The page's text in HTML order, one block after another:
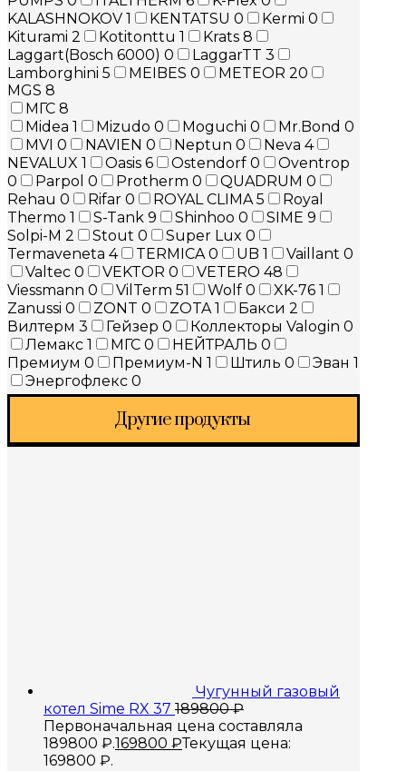
KALASHNOKOV 1 KENTATSU 0 Kermi 0
Kiturami 2 Kotitonttu 1 Krats 8
Laggart(Bosch 6000) 0 LaggarTT 3
Lamborghini 5 MEIBES 0 METEOR 20
MGS 8
МГС 8
Midea 1 Mizudo 0 Moguchi 0 Mr.Bond 0
MVI 0 NAVIEN 0 Neptun 0 Neva 4
NEVALUX 1 Oasis 6 Ostendorf 0
Oventrop
0
Parpol 0 Protherm 0 QUADRUM 0
Rehau 0 Rifar 0 ROYAL CLIMA5
Royal
Thermo 1 S-Tank 9 Shinhoo 0 SIME 9
Solpi-M 2 Stout 0 Super Lux 0
Termaveneta 4 TERMICA0 UB 1 Vaillant 0
Valtec 0 VEKTOR 0 VETERO 48
Viessmann 0 VilTerm 51 Wolf 0 XK-76 1
Zanussi 0 ZONT 0 ZOTA1 Бакси 2
Вилтерм 3 Гейзер 0 Коллекторы Valogin 0
Лемакс 1 МГС 0 НЕЙТРАЛЬ 0
Премиум 0 Премиум-N 1 Штиль 0 Эван 1
Энергофлекс 0
Другие продукты
Чугунный газовый
котел Sime RX 37 189800₽
Первоначальная цена составляла
189800 ₽.169800 ₽Текущая цена:
169800 ₽.